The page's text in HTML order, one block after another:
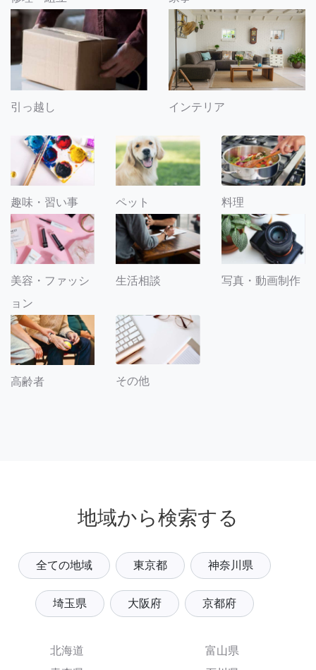
引っ越し インテリア
趣味・習い事 ペット 料理
美容・ファッシ
ョン
生活相談 写真・動画制作
高齢者 その他
地域から検索する
全ての地域 東京都 神奈川県
埼玉県 大阪府 京都府
北海道
富山県